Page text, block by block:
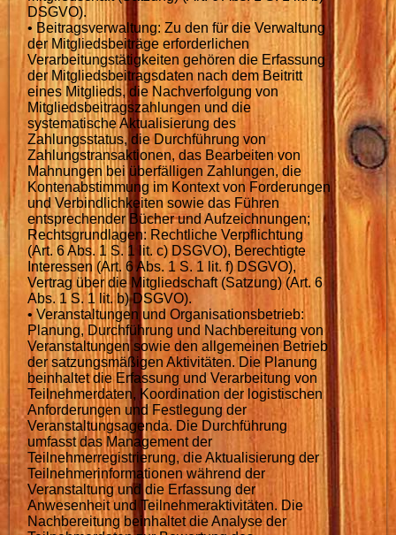
DSGVO).
• Beitragsverwaltung: Zu den für die Verwaltung
der Mitgliedsbeiträge erforderlichen
Verarbeitungstätigkeiten gehören die Erfassung
der Mitgliedsbeitragsdaten nach dem Beitritt
eines Mitglieds, die Nachverfolgung von
Mitgliedsbeitragszahlungen und die
systematische Aktualisierung des
Zahlungsstatus, die Durchführung von
Zahlungstransaktionen, das Bearbeiten von
Mahnungen bei überfälligen Zahlungen, die
Kontenabstimmung im Kontext von Forderungen
und Verbindlichkeiten sowie das Führen
entsprechender Bücher und Aufzeichnungen;
Rechtsgrundlagen: Rechtliche Verpflichtung
(Art. 6 Abs. 1 S. 1 lit. c) DSGVO), Berechtigte
Interessen (Art. 6 Abs. 1 S. 1 lit. f) DSGVO),
Vertrag über die Mitgliedschaft (Satzung) (Art. 6
Abs. 1 S. 1 lit. b) DSGVO).
• Veranstaltungen und Organisationsbetrieb:
Planung, Durchführung und Nachbereitung von
Veranstaltungen sowie den allgemeinen Betrieb
der satzungsmäßigen Aktivitäten. Die Planung
beinhaltet die Erfassung und Verarbeitung von
Teilnehmerdaten, Koordination der logistischen
Anforderungen und Festlegung der
Veranstaltungsagenda. Die Durchführung
umfasst das Management der
Teilnehmerregistrierung, die Aktualisierung der
Teilnehmerinformationen während der
Veranstaltung und die Erfassung der
Anwesenheit und Teilnehmeraktivitäten. Die
Nachbereitung beinhaltet die Analyse der